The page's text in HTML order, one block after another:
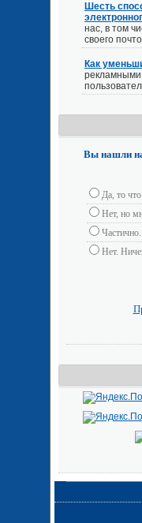
Шесть
нас, в том
своего
Как
рекламными
Вы нашли
Да, то
Нет, но
Нет.